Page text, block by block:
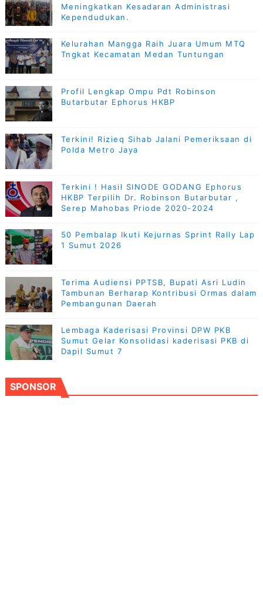
Meningkatkan Kesadaran Administrasi
Kependudukan.
Kelurahan Mangga Raih Juara Umum MTQ
Tngkat Kecamatan Medan Tuntungan
Profil Lengkap Ompu Pdt Robinson
Butarbutar Ephorus HKBP
Terkini! Rizieq Sihab Jalani Pemeriksaan di
Polda Metro Jaya
Terkini ! Hasil SINODE GODANG Ephorus
HKBP Terpilih Dr. Robinson Butarbutar ,
Serep Mahobas Priode 2020-2024
50 Pembalap Ikuti Kejurnas Sprint Rally Lap
1 Sumut 2026
Terima Audiensi PPTSB, Bupati Asri Ludin
Tambunan Berharap Kontribusi Ormas dalam
Pembangunan Daerah
Lembaga Kaderisasi Provinsi DPW PKB
Sumut Gelar Konsolidasi kaderisasi PKB di
Dapil Sumut 7
SPONSOR